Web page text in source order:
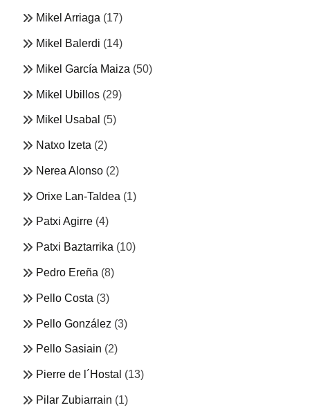
Mikel Arriaga (17)
Mikel Balerdi (14)
Mikel García Maiza (50)
Mikel Ubillos (29)
Mikel Usabal (5)
Natxo Izeta (2)
Nerea Alonso (2)
Orixe Lan-Taldea (1)
Patxi Agirre (4)
Patxi Baztarrika (10)
Pedro Ereña (8)
Pello Costa (3)
Pello González (3)
Pello Sasiain (2)
Pierre de l´Hostal (13)
Pilar Zubiarrain (1)